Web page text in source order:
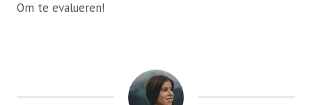
Om te evalueren!